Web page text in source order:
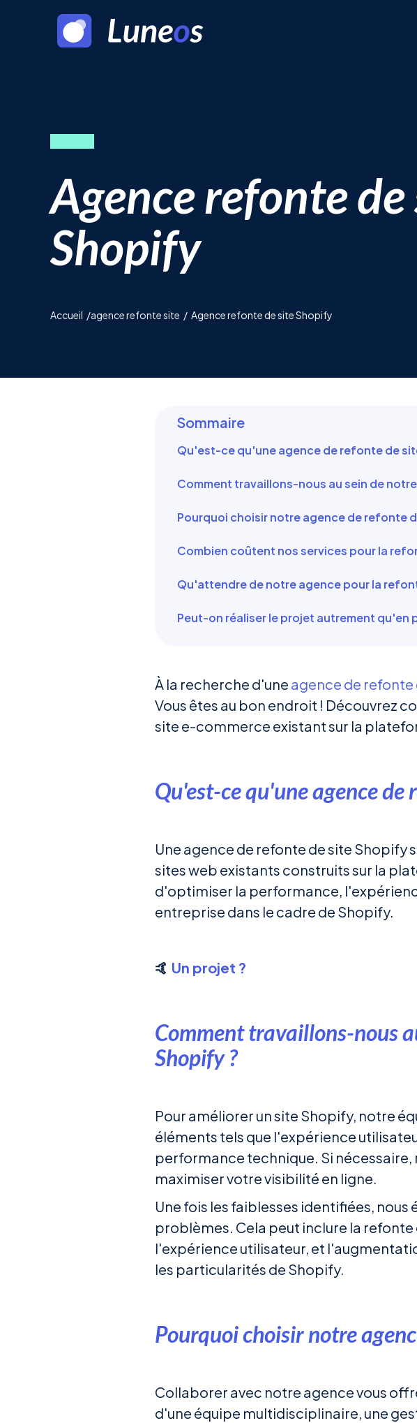
Agence refonte
Shopify
Accueil /agence refonte site / Agence refonte de site Shopify
Sommaire
Qu'est-ce qu'une agence de refonte de
Comment travaillons-nous au sein de
Pourquoi choisir notre agence de refonte
Combien coûtent nos services pour la
Qu'attendre de notre agence pour la
Peut-on réaliser le projet autrement qu'en
À la recherche d'une agence de refonte
Vous êtes au bon endroit ! Découvrez
site e-commerce existant sur la
Qu'est-ce qu'une agence de
Une agence de refonte de site
sites web existants construits sur la
d'optimiser la performance,
entreprise dans le cadre de Shopify.
🤙 Un projet ?
Comment travaillons-nous
Shopify ?
Pour améliorer un site Shopify, notre
éléments tels que l'expérience
performance technique. Si nécessaire,
maximiser votre visibilité en ligne.
Une fois les faiblesses identifiées,
problèmes. Cela peut inclure la
l'expérience utilisateur, et
les particularités de Shopify.
Pourquoi choisir notre
Collaborer avec notre agence vous
d'une équipe multidisciplinaire, une